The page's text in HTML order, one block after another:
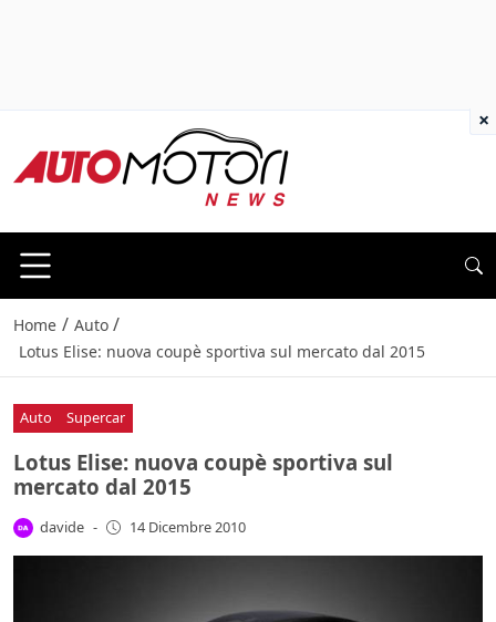
Home / Auto /
Lotus Elise: nuova coupè sportiva sul mercato dal 2015
Auto Supercar
Lotus Elise: nuova coupè sportiva sul
mercato dal 2015
davide - 14 Dicembre 2010
×